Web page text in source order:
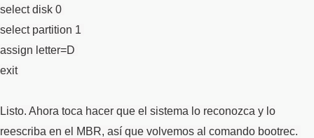
select disk 0
select partition 1
assign letter=D
exit
Listo. Ahora toca hacer que el sistema lo reconozca y lo
reescriba en el MBR, así que volvemos al comando bootrec.